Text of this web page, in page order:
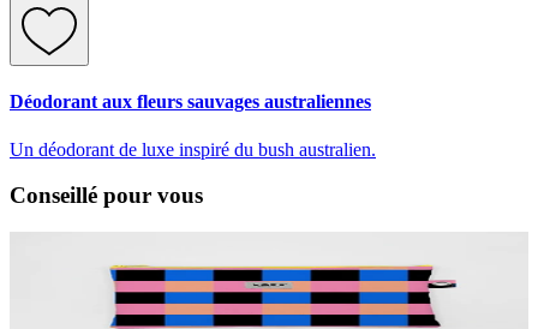
Déodorant aux fleurs sauvages australiennes
Un déodorant de luxe inspiré du bush australien.
Conseillé pour vous